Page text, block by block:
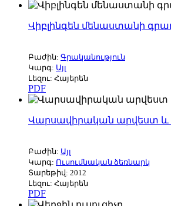
Վիբլինգեն մենաստանի
Բաժին: Գրականություն
Կարգ: Այլ
Լեզու: Հայերեն
PDF
Վարսավիրական արվեստ և
Բաժին: Այլ
Կարգ: Ուսումնական ձեռնարկ
Տարեթիվ: 2012
Լեզու: Հայերեն
PDF